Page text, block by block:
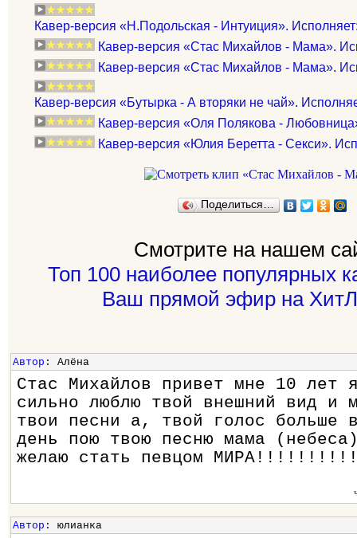
Кавер-версия «Н.Подольская - Интуиция». Исполняет:
Кавер-версия «Стас Михайлов - Мама».
Кавер-версия «Стас Михайлов - Мама».
Кавер-версия «Бутырка - А вторяки не чай».
Кавер-версия «Оля Полякова -
Кавер-версия «Юлия Беретта - Секси».
Поделиться…
Смотрите на нашем
Топ 100 наиболее популярных
Ваш прямой эфир на
Автор : Алёна
Стас Михайлов привет мне 10 лет
сильно люблю твой внешний вид и
твои песни а, твой голос больше
день пою твою песню мама
желаю стать певцом
Автор : юлианка